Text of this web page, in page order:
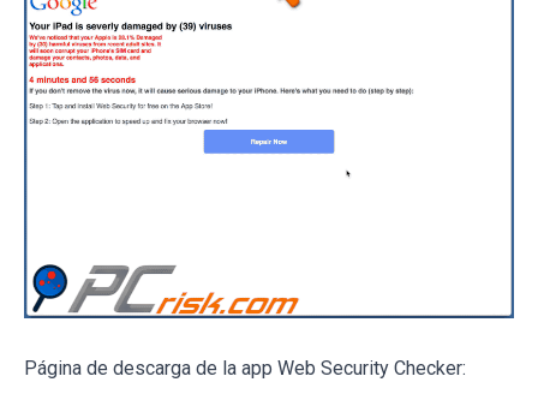
Página de descarga de la app Web Security Checker: